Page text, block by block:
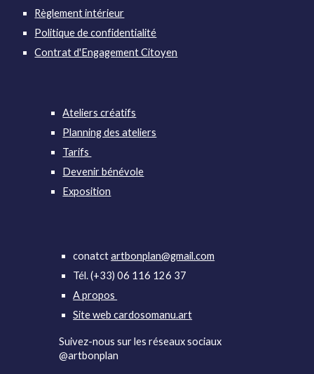
Règlement intérieur
Politique de confidentialité
Contrat d'Engagement Citoyen
Ateliers créatifs
Planning des ateliers
Tarifs
Devenir bénévole
Exposition
conatctartbonplan@gmail.com
Tél. (+33) 06 116 126 37
A propos
Site web cardosomanu.art
Suivez-nous sur les réseaux sociaux
@artbonplan